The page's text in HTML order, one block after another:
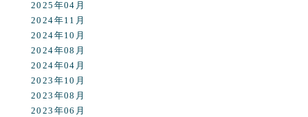
2025年04月
2024年11月
2024年10月
2024年08月
2024年04月
2023年10月
2023年08月
2023年06月